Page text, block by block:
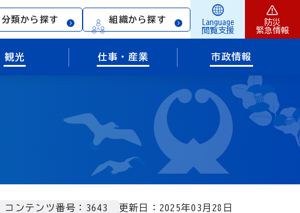
分類から探す 組織から探す
Language
閲覧支援
防災
緊急情報
観光 仕事・産業 市政情報
コンテンツ番号：3643 更新日：2025年03月28日